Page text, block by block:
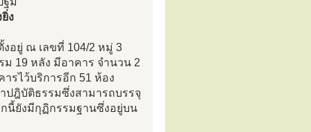
ง
งอยู่ ณ เลขที่ 104/2 หมู่ 3
19 หลัง มีอาคาร จำนวน 2
รไว้บริการอีก 51 ห้อง
ปฎิบัติธรรมซึ่งสามารถบรรจุ
นี้ยังมีกุฏิกรรมฐานซึ่งอยู่บน